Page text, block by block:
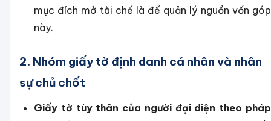
mục đích mở tài chế là để quản lý nguồn vốn góp
này.
2. Nhóm giấy tờ định danh cá nhân và nhân
sự chủ chốt
Giấy tờ tùy thân của người đại diện theo pháp